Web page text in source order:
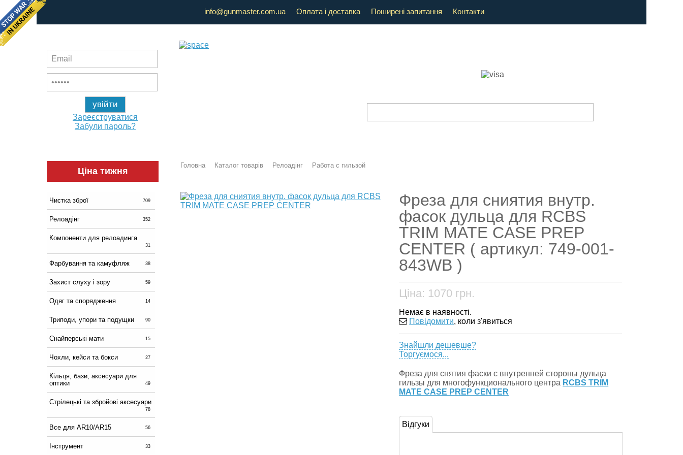
info@gunmaster.com.ua Оплата і доставка Поширені запитання Контакти
Зареєструватися
Забули пароль?
Ціна тижня
Чистка зброї 709
Релоадінг 352
Компоненти для релоадинга
31
Фарбування та камуфляж 38
Захист слуху і зору 59
Одяг та спорядження 14
Триподи, упори та подущки 90
Снайперські мати 15
Чохли, кейси та бокси 27
Кільця, бази, аксесуари для
оптики
49
Стрілецькі та збройові аксесуари
78
Все для AR10/AR15 56
Інструмент 33
Головна Каталог товарів Релоадінг Работа с гильзой
Фреза для сниятия внутр.
фасок дульца для RCBS
TRIM MATE CASE PREP
CENTER ( артикул: 749-001-
843WB )
Ціна: 1070 грн.
Немає в наявності.
Повідомити, коли з'явиться
Знайшли дешевше?
Торгуємося...
Фреза для снятия фаски с внутренней стороны дульца
гильзы для многофункционального центра RCBS TRIM
MATE CASE PREP CENTER
Відгуки